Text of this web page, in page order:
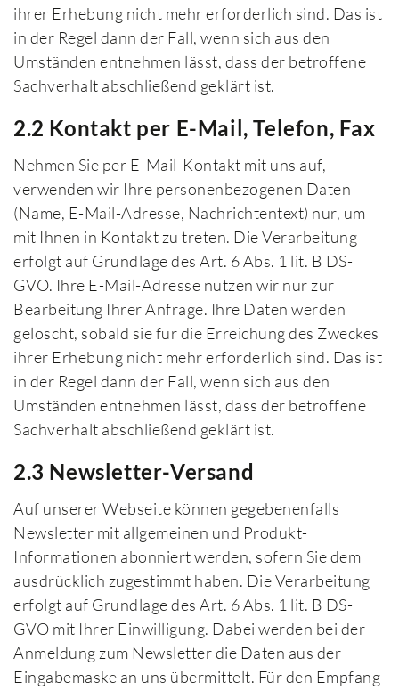
ihrer Erhebung nicht mehr erforderlich sind. Das ist
in der Regel dann der Fall, wenn sich aus den
Umständen entnehmen lässt, dass der betroffene
Sachverhalt abschließend geklärt ist.
2.2 Kontakt per E-Mail, Telefon, Fax
Nehmen Sie per E-Mail-Kontakt mit uns auf,
verwenden wir Ihre personenbezogenen Daten
(Name, E-Mail-Adresse, Nachrichtentext) nur, um
mit Ihnen in Kontakt zu treten. Die Verarbeitung
erfolgt auf Grundlage des Art. 6 Abs. 1 lit. B DS-
GVO. Ihre E-Mail-Adresse nutzen wir nur zur
Bearbeitung Ihrer Anfrage. Ihre Daten werden
gelöscht, sobald sie für die Erreichung des Zweckes
ihrer Erhebung nicht mehr erforderlich sind. Das ist
in der Regel dann der Fall, wenn sich aus den
Umständen entnehmen lässt, dass der betroffene
Sachverhalt abschließend geklärt ist.
2.3 Newsletter-Versand
Auf unserer Webseite können gegebenenfalls
Newsletter mit allgemeinen und Produkt-
Informationen abonniert werden, sofern Sie dem
ausdrücklich zugestimmt haben. Die Verarbeitung
erfolgt auf Grundlage des Art. 6 Abs. 1 lit. B DS-
GVO mit Ihrer Einwilligung. Dabei werden bei der
Anmeldung zum Newsletter die Daten aus der
Eingabemaske an uns übermittelt. Für den Empfang